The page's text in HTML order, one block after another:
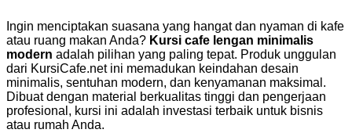
Ingin menciptakan suasana yang hangat dan nyaman di kafe
atau ruang makan Anda? Kursi cafe lengan minimalis
modern adalah pilihan yang paling tepat. Produk unggulan
dari KursiCafe.net ini memadukan keindahan desain
minimalis, sentuhan modern, dan kenyamanan maksimal.
Dibuat dengan material berkualitas tinggi dan pengerjaan
profesional, kursi ini adalah investasi terbaik untuk bisnis
atau rumah Anda.